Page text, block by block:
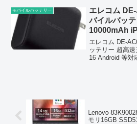
モバイルバッテリー
エレコム
バイルバッ
10000mAh
等対応
エレコム DE-
ッテリー 超高
16 Android 等対
Lenovo
モリ16GB